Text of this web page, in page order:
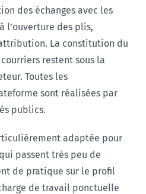
des échanges avec les
l’ouverture des plis,
La constitution du
restent sous la
Toutes les
sont réalisées par
publics.
adaptée pour
passent très peu de
de pratique sur le profil
de travail ponctuelle